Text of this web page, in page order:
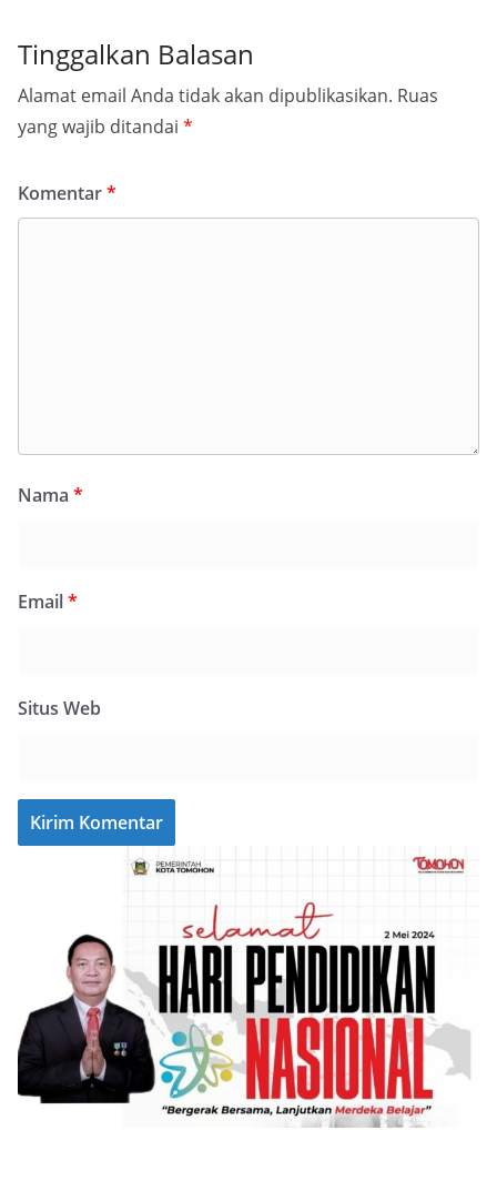
Tinggalkan Balasan
Alamat email Anda tidak akan dipublikasikan. Ruas
yang wajib ditandai *
Komentar*
Nama *
Email*
Situs Web